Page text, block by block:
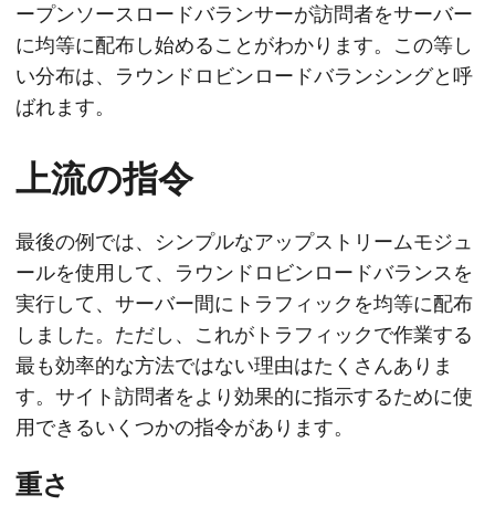
ープンソースロードバランサーが訪問者をサーバー
に均等に配布し始めることがわかります。この等し
い分布は、ラウンドロビンロードバランシングと呼
ばれます。
上流の指令
最後の例では、シンプルなアップストリームモジュ
ールを使用して、ラウンドロビンロードバランスを
実行して、サーバー間にトラフィックを均等に配布
しました。ただし、これがトラフィックで作業する
最も効率的な方法ではない理由はたくさんありま
す。サイト訪問者をより効果的に指示するために使
用できるいくつかの指令があります。
重さ